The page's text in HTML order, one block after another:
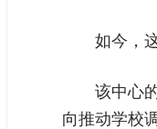
如今，
该中心
向推动学校